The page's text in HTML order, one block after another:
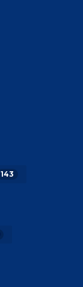
143